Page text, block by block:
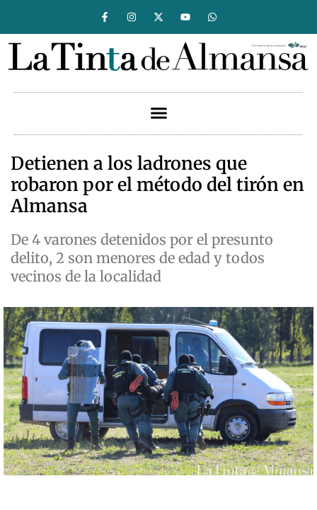
Detienen a los ladrones que
robaron por el método del tirón en
Almansa
De 4 varones detenidos por el presunto
delito, 2 son menores de edad y todos
vecinos de la localidad